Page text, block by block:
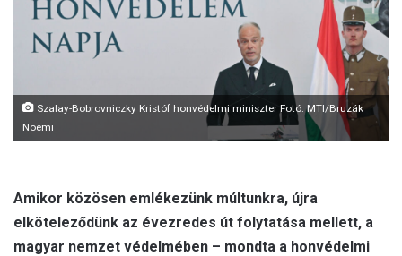
i
Szalay-Bobrovniczky Kristóf honvédelmi miniszter Fotó: MTI/Bruzák
Noémi
Amikor közösen emlékezünk múltunkra, újra
elköteleződünk az évezredes út folytatása mellett, a
magyar nemzet védelmében – mondta a honvédelmi